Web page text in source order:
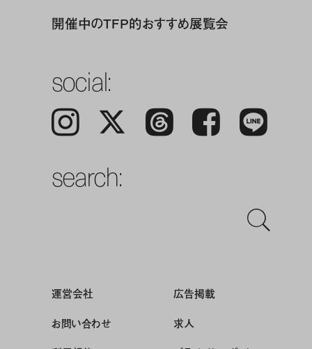
開催中のTFP的おすすめ展覧会
social:
Instagram 𝕏 Threads Facebook LINE
search:
運営会社
広告掲載
お問い合わせ
求人